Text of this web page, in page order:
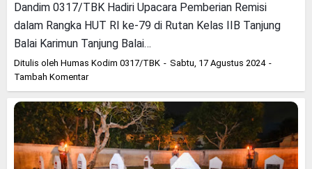
Dandim 0317/TBK Hadiri Upacara Pemberian Remisi
dalam Rangka HUT RI ke-79 di Rutan Kelas IIB Tanjung
Balai Karimun Tanjung Balai…
Ditulis oleh Humas Kodim 0317/TBK
Sabtu, 17 Agustus 2024
Tambah Komentar